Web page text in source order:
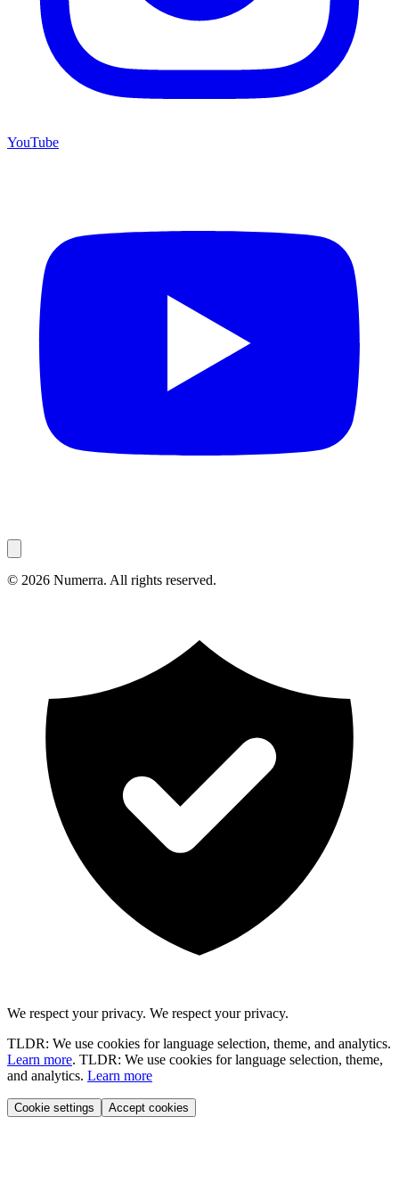
YouTube
© 2026 Numerra. All rights reserved.
We respect your privacy. We respect your privacy.
TLDR: We use cookies for language selection, theme, and analytics.
Learn more. TLDR: We use cookies for language selection, theme,
and analytics. Learn more
Cookie settings Accept cookies